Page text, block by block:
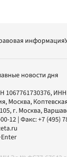
информация
новости дня
1067761730376,
Москва,
, г. Москва,
12 | Факс:+7 (495)